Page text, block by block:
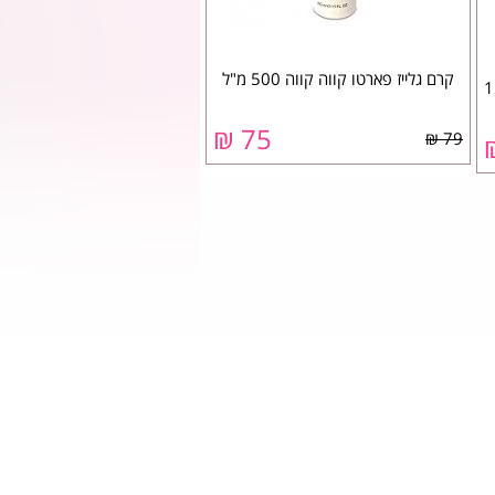
150 קרם גלייז פארטו קווה קווה 500 מ"ל
79 ₪
75 ₪